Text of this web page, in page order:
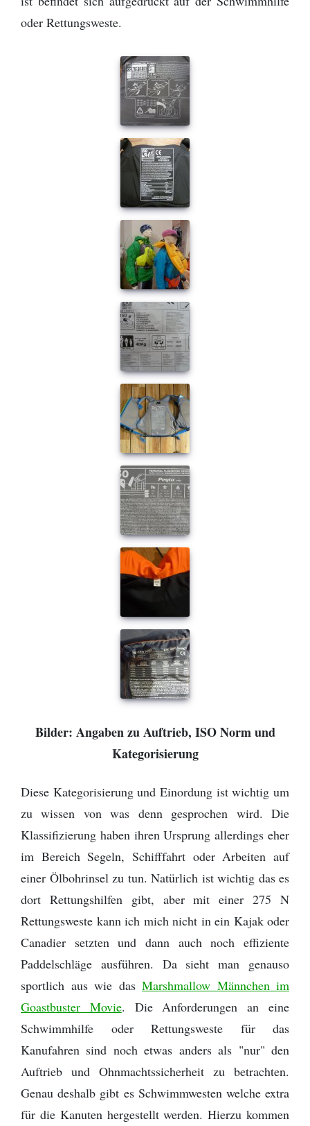
oder Rettungsweste.
Bilder: Angaben zu Auftrieb, ISO Norm und
Kategorisierung
Diese Kategorisierung und Einordung ist wichtig um
zu wissen von was denn gesprochen wird. Die
Klassifizierung haben ihren Ursprung allerdings eher
im Bereich Segeln, Schifffahrt oder Arbeiten auf
einer Ölbohrinsel zu tun. Natürlich ist wichtig das es
dort Rettungshilfen gibt, aber mit einer 275 N
Rettungsweste kann ich mich nicht in ein Kajak oder
Canadier setzten und dann auch noch effiziente
Paddelschläge ausführen. Da sieht man genauso
sportlich aus wie das Marshmallow Männchen im
Goastbuster Movie. Die Anforderungen an eine
Schwimmhilfe oder Rettungsweste für das
Kanufahren sind noch etwas anders als "nur" den
Auftrieb und Ohnmachtssicherheit zu betrachten.
Genau deshalb gibt es Schwimmwesten welche extra
für die Kanuten hergestellt werden. Hierzu kommen